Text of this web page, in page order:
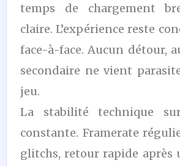
temps de chargement
claire. L’expérience reste
face-à-face. Aucun détour,
secondaire ne vient
jeu.
La stabilité technique
constante. Framerate
glitchs, retour rapide après